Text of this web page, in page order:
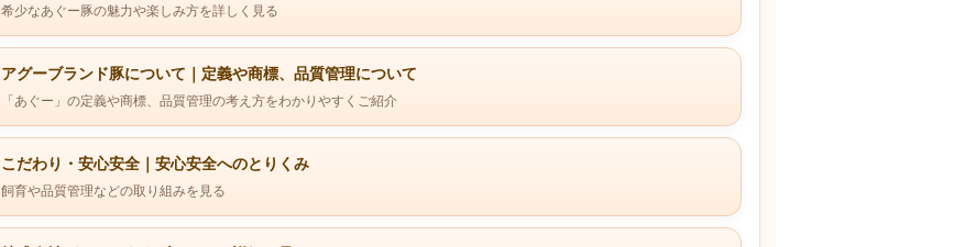
希少なあぐー豚の魅力や楽しみ方を詳しく見る
アグーブランド豚について｜定義や商標、品質管理について
「あぐー」の定義や商標、品質管理の考え方をわかりやすくご紹介
こだわり・安心安全｜安心安全へのとりくみ
飼育や品質管理などの取り組みを見る